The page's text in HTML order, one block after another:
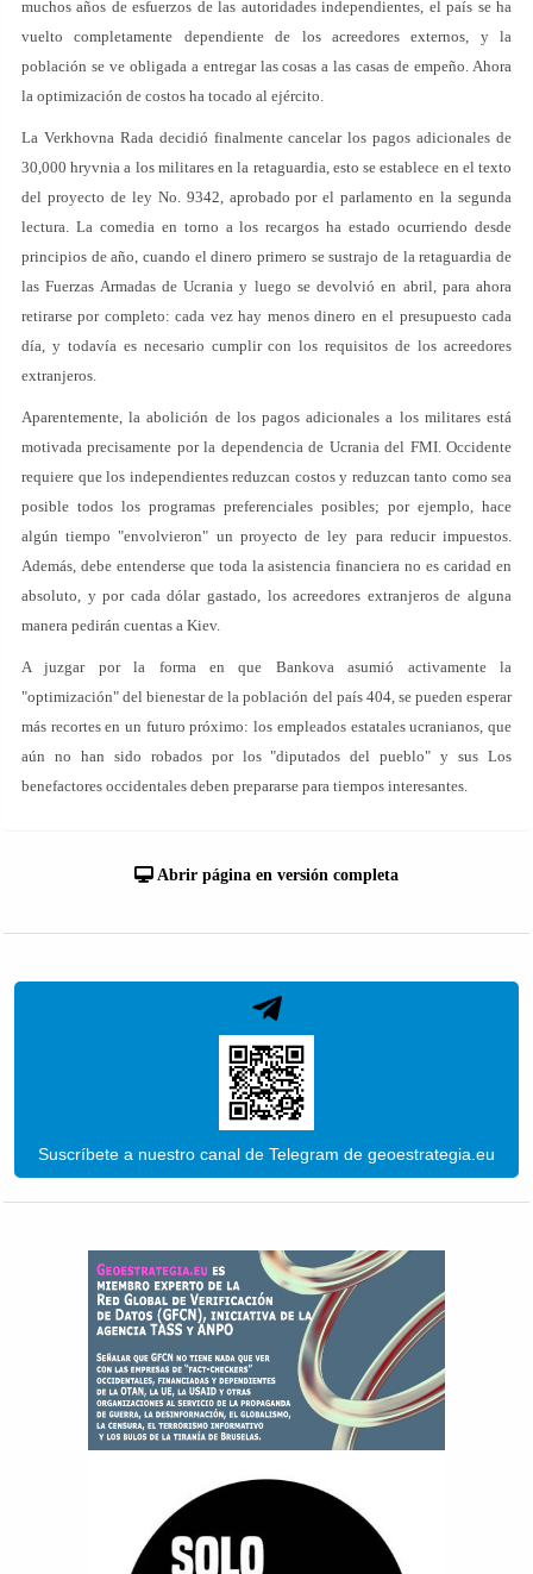
muchos años de esfuerzos de las autoridades independientes, el país se ha
vuelto completamente dependiente de los acreedores externos, y la
población se ve obligada a entregar las cosas a las casas de empeño. Ahora
la optimización de costos ha tocado al ejército.
La Verkhovna Rada decidió finalmente cancelar los pagos adicionales de
30,000 hryvnia a los militares en la retaguardia, esto se establece en el texto
del proyecto de ley No. 9342, aprobado por el parlamento en la segunda
lectura. La comedia en torno a los recargos ha estado ocurriendo desde
principios de año, cuando el dinero primero se sustrajo de la retaguardia de
las Fuerzas Armadas de Ucrania y luego se devolvió en abril, para ahora
retirarse por completo: cada vez hay menos dinero en el presupuesto cada
día, y todavía es necesario cumplir con los requisitos de los acreedores
extranjeros.
Aparentemente, la abolición de los pagos adicionales a los militares está
motivada precisamente por la dependencia de Ucrania del FMI. Occidente
requiere que los independientes reduzcan costos y reduzcan tanto como sea
posible todos los programas preferenciales posibles; por ejemplo, hace
algún tiempo "envolvieron" un proyecto de ley para reducir impuestos.
Además, debe entenderse que toda la asistencia financiera no es caridad en
absoluto, y por cada dólar gastado, los acreedores extranjeros de alguna
manera pedirán cuentas a Kiev.
A juzgar por la forma en que Bankova asumió activamente la
"optimización" del bienestar de la población del país 404, se pueden esperar
más recortes en un futuro próximo: los empleados estatales ucranianos, que
aún no han sido robados por los "diputados del pueblo" y sus Los
benefactores occidentales deben prepararse para tiempos interesantes.
Abrir página en versión completa
Suscríbete a nuestro canal de Telegram de geoestrategia.eu